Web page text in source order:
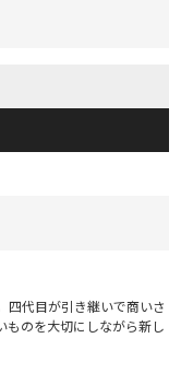
四代目が引き継いで商いさ
ものを大切にしながら新し